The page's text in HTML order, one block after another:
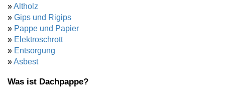
»Altholz
» Gips und Rigips
» Pappe und Papier
» Elektroschrott
» Entsorgung
»Asbest
Was ist Dachpappe?